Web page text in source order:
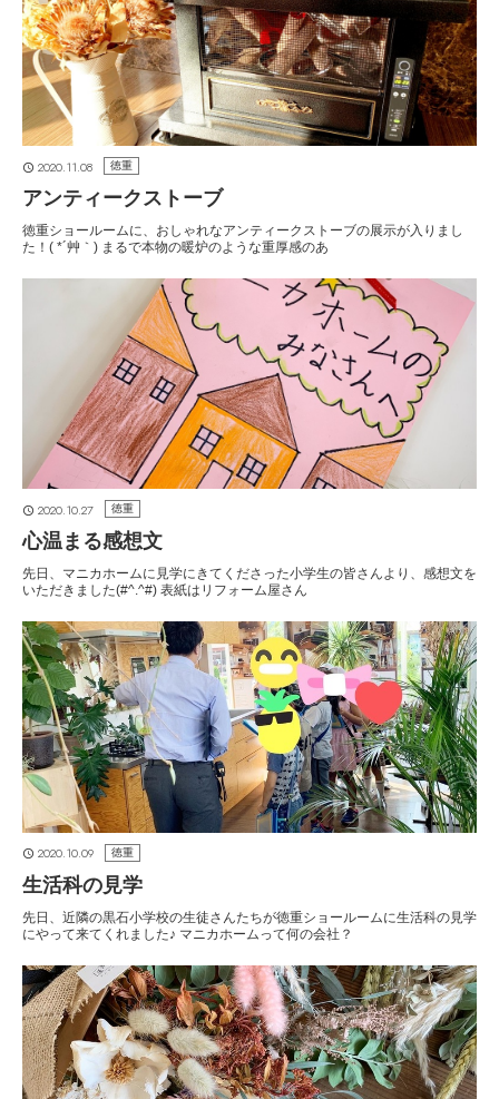
2020.11.08 徳重
アンティークストーブ
徳重ショールームに、おしゃれなアンティークストーブの展示が入りまし
た！( *´艸｀) まるで本物の暖炉のような重厚感のあ
2020.10.27 徳重
心温まる感想文
先日、マニカホームに見学にきてくださった小学生の皆さんより、感想文を
いただきました(#^.^#) 表紙はリフォーム屋さん
2020.10.09 徳重
生活科の見学
先日、近隣の黒石小学校の生徒さんたちが徳重ショールームに生活科の見学
にやって来てくれました♪ マニカホームって何の会社？